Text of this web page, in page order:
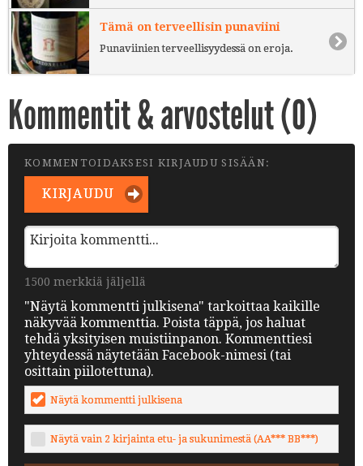
Tämä on terveellisin punaviini
Punaviinien terveellisyydessä on eroja.
Kommentit & arvostelut (0)
KOMMENTOIDAKSESI KIRJAUDU SISÄÄN:
KIRJAUDU
1500 merkkiä jäljellä
"Näytä kommentti julkisena" tarkoittaa kaikille
näkyvää kommenttia. Poista täppä, jos haluat
tehdä yksityisen muistiinpanon. Kommenttiesi
yhteydessä näytetään Facebook-nimesi (tai
osittain piilotettuna).
Näytä kommentti julkisena
Näytä vain 2 kirjainta etu- ja sukunimestä (AA*** BB***)